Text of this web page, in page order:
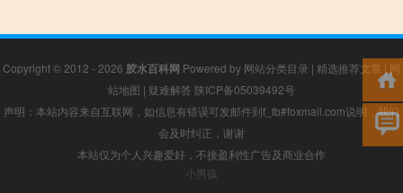
Copyright © 2012 - 2026 胶水百科网 Powered by 网站分类目录 | 精选推荐文章 | 网
站地图 | 疑难解答 陕ICP备05039492号
声明：本站内容来自互联网，如信息有错误可发邮件到f_fb#foxmail.com说明，我们
会及时纠正，谢谢
本站仅为个人兴趣爱好，不接盈利性广告及商业合作
小男孩